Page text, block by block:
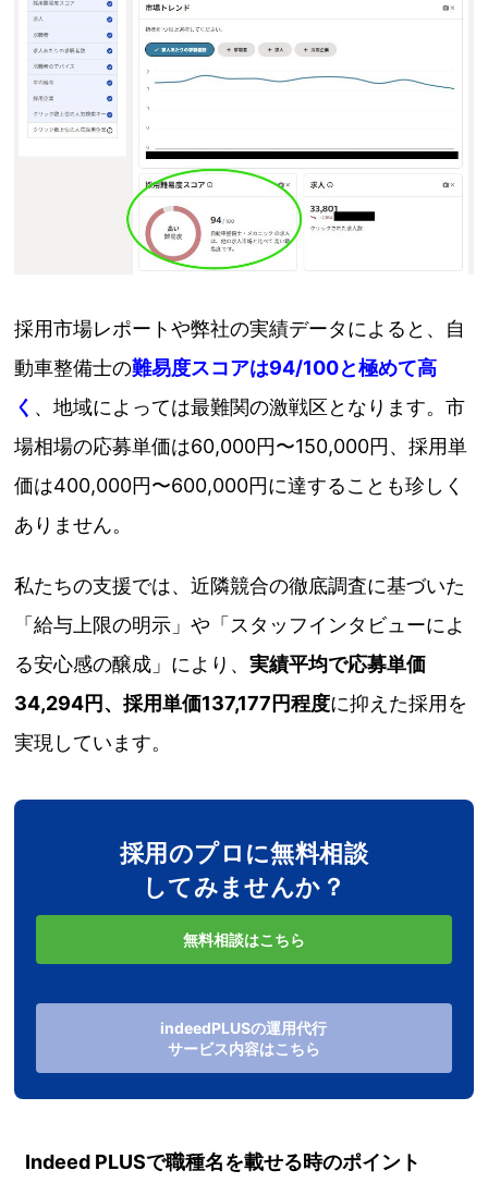
採用市場レポートや弊社の実績データによると、自
動車整備士の難易度スコアは94/100と極めて高
く 、地域によっては最難関の激戦区となります。市
場相場の応募単価は60,000円〜150,000円、採用単
価は400,000円〜600,000円に達することも珍しく
ありません。
私たちの支援では、近隣競合の徹底調査に基づいた
「給与上限の明示」や「スタッフインタビューによ
る安心感の醸成」により、実績平均で応募単価
34,294円、採用単価137,177円程度に抑えた採用を
実現しています。
採用のプロに無料相談
してみませんか？
無料相談はこちら
indeedPLUSの運用代行
サービス内容はこちら
Indeed PLUSで職種名を載せる時のポイント